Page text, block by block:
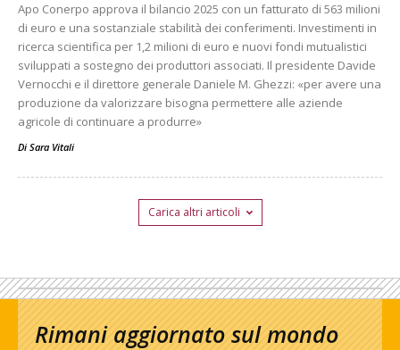
Apo Conerpo approva il bilancio 2025 con un fatturato di 563 milioni
di euro e una sostanziale stabilità dei conferimenti. Investimenti in
ricerca scientifica per 1,2 milioni di euro e nuovi fondi mutualistici
sviluppati a sostegno dei produttori associati. Il presidente Davide
Vernocchi e il direttore generale Daniele M. Ghezzi: «per avere una
produzione da valorizzare bisogna permettere alle aziende
agricole di continuare a produrre»
Di Sara Vitali
Carica altri articoli
Rimani aggiornato sul mondo